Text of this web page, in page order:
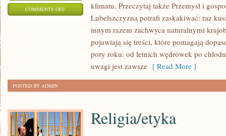
COMMENTS OFFON
klimatu. Przeczytaj także Przemysł i
Lubelszczyzna potrafi zaskakiwać: raz
innym razem zachwyca naturalnymi
pojawiają się treści, które pomagają
pory roku: od letnich wędrówek po
uwagi jest zawsze [ Read More ]
POSTED BY ADMIN
Religia/etyka